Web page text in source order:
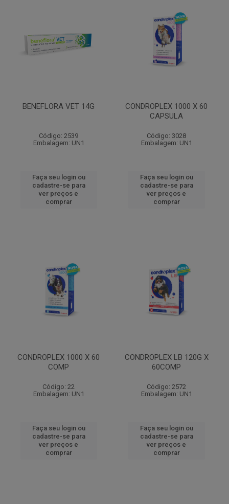
BENEFLORA VET 14G
Código: 2539
Embalagem: UN1
Faça seu login ou
cadastre-se para
ver preços e
comprar
CONDROPLEX 1000 X 60
CAPSULA
Código: 3028
Embalagem: UN1
Faça seu login ou
cadastre-se para
ver preços e
comprar
CONDROPLEX 1000 X 60
COMP
Código: 22
Embalagem: UN1
Faça seu login ou
cadastre-se para
ver preços e
comprar
CONDROPLEX LB 120G X
60COMP
Código: 2572
Embalagem: UN1
Faça seu login ou
cadastre-se para
ver preços e
comprar